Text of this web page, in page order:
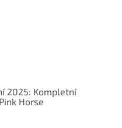
2025: Kompletní
Horse